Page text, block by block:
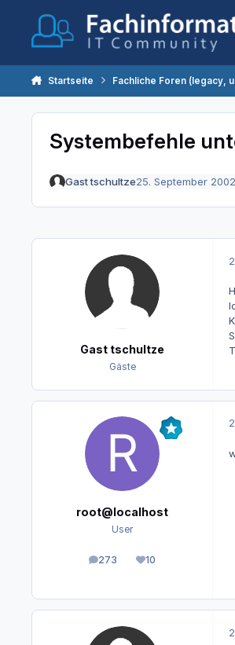
Startseite Fachliche Foren (legacy,
Systembefehle
Gast tschultze25. September 2002
Gast tschultze
Gäste
root@localhost
User
273
Beiträge 10
Reputation